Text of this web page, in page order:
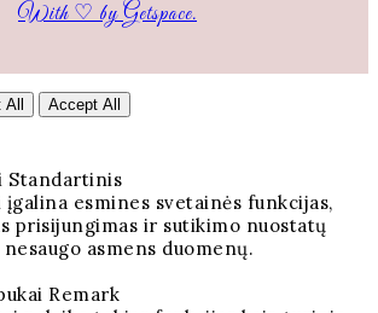
With ♡ by Getspace.
Accept All
Standartinis
esmines svetainės funkcijas,
prisijungimas ir sutikimo nuostatų
asmens duomenų.
Remark